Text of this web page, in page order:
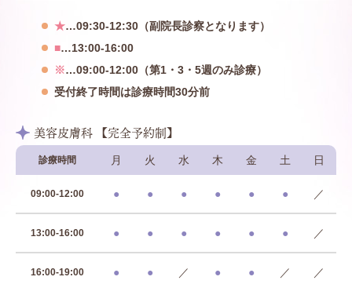
★…09:30-12:30（副院長診察となります）
■…13:00-16:00
※…09:00-12:00（第1・3・5週のみ診療）
受付終了時間は診療時間30分前
美容皮膚科 【完全予約制】
診療時間 月 火 水 木 金 土 日
09:00-12:00 ● ● ● ● ● ● ／
13:00-16:00 ● ● ● ● ● ● ／
16:00-19:00 ● ● ／ ● ● ／ ／